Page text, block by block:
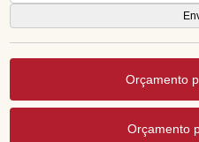
Orçamento
Orçamento